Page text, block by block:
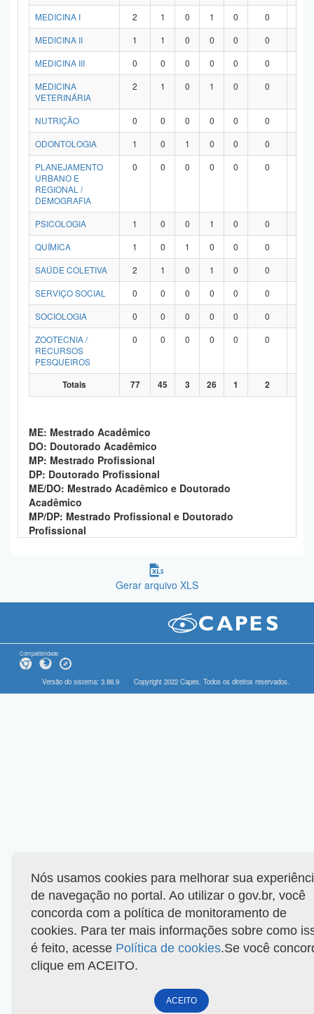
MEDICINA I
2 1 0 1 0 0
MEDICINA II
1 1 0 0 0 0
MEDICINA III
0 0 0 0 0 0
MEDICINA
VETERINÁRIA
2 1 0 1 0 0
NUTRIÇÃO 0 0 0 0 0 0
ODONTOLOGIA
1 0 1 0 0 0
PLANEJAMENTO
URBANO E
REGIONAL /
DEMOGRAFIA
0 0 0 0 0 0
PSICOLOGIA 1 0 0 1 0 0
QUÍMICA
1 0 1 0 0 0
SAÚDE COLETIVA
2 1 0 1 0 0
SERVIÇO SOCIAL
0 0 0 0 0 0
SOCIOLOGIA
0 0 0 0 0 0
ZOOTECNIA /
RECURSOS
PESQUEIROS
0 0 0 0 0 0
Totais 77 45 3 26 1 2
ME: Mestrado Acadêmico
DO: Doutorado Acadêmico
MP: Mestrado Profissional
DP: Doutorado Profissional
ME/DO: Mestrado Acadêmico e Doutorado
Acadêmico
MP/DP: Mestrado Profissional e Doutorado
Profissional
Gerar arquivo XLS
Compatibilidade
Versão do sistema: 3.88.9 Copyright 2022 Capes. Todos os direitos reservados.
Nós usamos cookies para melhorar sua
de navegação no portal. Ao utilizar o gov.br, você
concorda com a política de monitoramento de
cookies. Para ter mais informações sobre como
é feito, acesse Política de cookies.Se você
clique em ACEITO.
ACEITO